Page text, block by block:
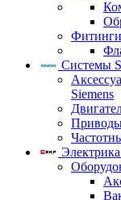
Системы
Siemens